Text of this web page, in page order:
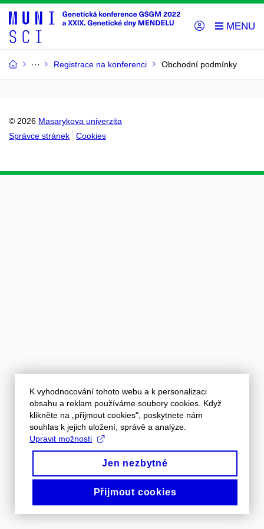
Registrace na konferenci Obchodní podmínky
© 2026 Masarykova univerzita
Správce stránek
Cookies
K vyhodnocování tohoto webu a k personalizaci
obsahu a reklam používáme soubory cookies. Když
klikněte na „přijmout cookies", poskytnete nám
souhlas k jejich uložení, správě a analýze.
Upravit možnosti
Jen nezbytné
Přijmout cookies